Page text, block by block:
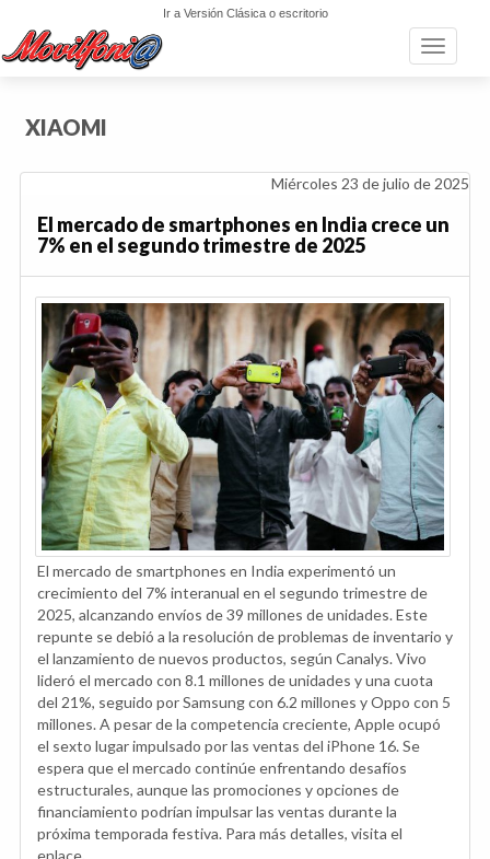
Ir a Versión Clásica o escritorio
Toggle
XIAOMI
Miércoles 23 de julio de 2025
El mercado de smartphones en India crece un
7% en el segundo trimestre de 2025
El mercado de smartphones en India experimentó un
crecimiento del 7% interanual en el segundo trimestre de
2025, alcanzando envíos de 39 millones de unidades. Este
repunte se debió a la resolución de problemas de inventario y
el lanzamiento de nuevos productos, según Canalys. Vivo
lideró el mercado con 8.1 millones de unidades y una cuota
del 21%, seguido por Samsung con 6.2 millones y Oppo con 5
millones. A pesar de la competencia creciente, Apple ocupó
el sexto lugar impulsado por las ventas del iPhone 16. Se
espera que el mercado continúe enfrentando desafíos
estructurales, aunque las promociones y opciones de
financiamiento podrían impulsar las ventas durante la
próxima temporada festiva. Para más detalles, visita el
enlace.